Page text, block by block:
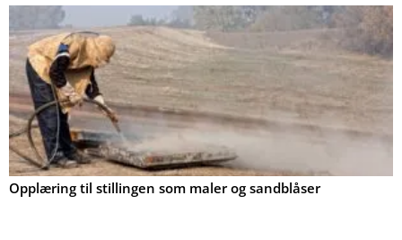
Opplæring til stillingen som maler og sandblåser